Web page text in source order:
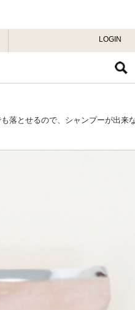
LOGIN
落とせるので、シャンプーが出来